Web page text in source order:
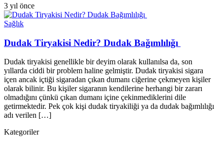
3 yıl önce
Sağlık
Dudak Tiryakisi Nedir? Dudak Bağımlılığı
Dudak tiryakisi genellikle bir deyim olarak kullanılsa da, son
yıllarda ciddi bir problem haline gelmiştir. Dudak tiryakisi sigara
içen ancak içtiği sigaradan çıkan dumanı ciğerine çekmeyen kişiler
olarak bilinir. Bu kişiler sigaranın kendilerine herhangi bir zararı
olmadığını çünkü çıkan dumanı içine çekinmediklerini dile
getirmektedir. Pek çok kişi dudak tiryakiliği ya da dudak bağımlılığı
adı verilen […]
Kategoriler